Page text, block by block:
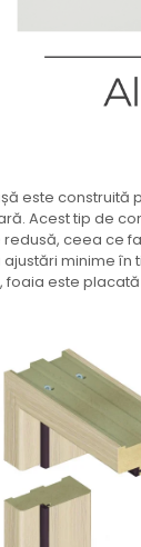
este construită
Acest tip de
redusă, ceea ce
minime
foaia este